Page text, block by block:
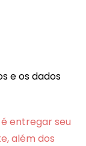
e os dados
entregar seu
além dos